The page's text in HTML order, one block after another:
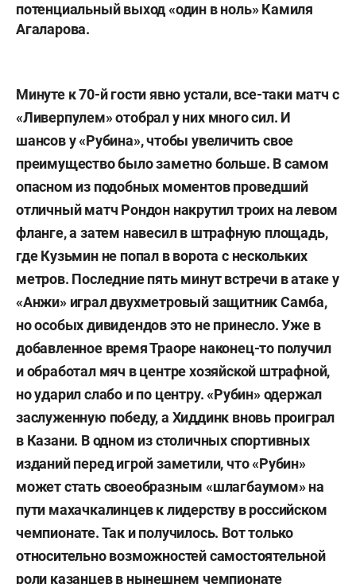
потенциальный выход «один в ноль»Камиля
Агаларова.
Минуте к 70-й гости явно устали, все-таки матч с
«Ливерпулем» отобрал у них много сил. И
шансов у «Рубина», чтобы увеличить свое
преимущество было заметно больше. В самом
опасном из подобных моментов проведший
отличный матч Рондон накрутил троих на левом
фланге, а затем навесил в штрафную площадь,
где Кузьмин не попал в ворота с нескольких
метров. Последние пять минут встречи в атаке у
«Анжи» играл двухметровый защитник Самба,
но особых дивидендов это не принесло. Уже в
добавленное время Траоре наконец-то получил
и обработал мяч в центре хозяйской штрафной,
но ударил слабо и по центру. «Рубин» одержал
заслуженную победу, а Хиддинк вновь проиграл
в Казани. В одном из столичных спортивных
изданий перед игрой заметили, что «Рубин»
может стать своеобразным «шлагбаумом» на
пути махачкалинцев к лидерству в российском
чемпионате. Так и получилось. Вот только
относительно возможностей самостоятельной
роли казанцев в нынешнем чемпионате